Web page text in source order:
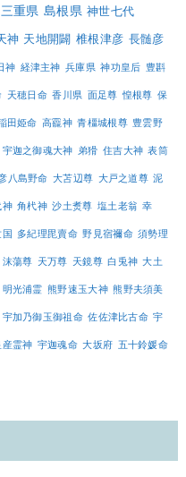
三重県 島根県 神世七代
神 天地開闢 椎根津彦 長髄彦
神 経津主神 兵庫県 神功皇后 豊斟
天穂日命 香川県 面足尊 惶根尊 保
田姫命 高龗神 青橿城根尊 豊雲野
宇迦之御魂大神 弟猾 住吉大神 表筒
八島野命 大苫辺尊 大戸之道尊 泥
神 角杙神 沙土煑尊 塩土老翁 幸
多紀理毘賣命 野見宿禰命 須勢理
沫蕩尊 天万尊 天鏡尊 白兎神 大土
明光浦霊 熊野速玉大神 熊野夫須美
宇加乃御玉御祖命 佐佐津比古命 宇
霊神 宇迦魂命 大坂府 五十鈴媛命